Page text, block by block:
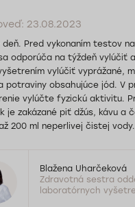
23.08.2023
deň. Pred vykonaním testov
odporúča na týždeň vylúčiť
vylúčiť vyprážané,
potraviny obsahujúce jód. V
vylúčte fyzickú aktivitu.
je zakázané piť džús, kávu a
200 ml neperlivej čistej vody.
Blažena Uharčeková
Zdravotná sestra
laboratórnych